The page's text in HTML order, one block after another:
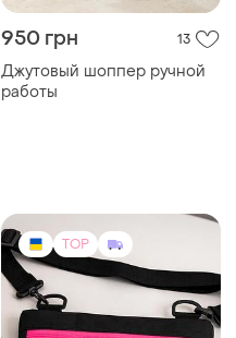
950 грн 13
Джутовый шоппер ручной
работы
TOP